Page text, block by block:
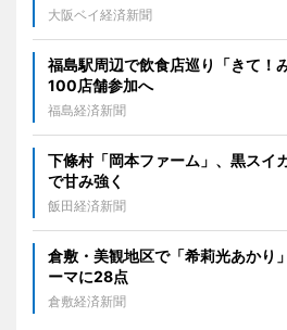
大阪ベイ経済新聞
福島駅周辺で飲食店巡り「きて！
100店舗参加へ
福島経済新聞
下條村「岡本ファーム」、黒ス
で甘み強く
飯田経済新聞
倉敷・美観地区で「希莉光あか
ーマに28点
倉敷経済新聞